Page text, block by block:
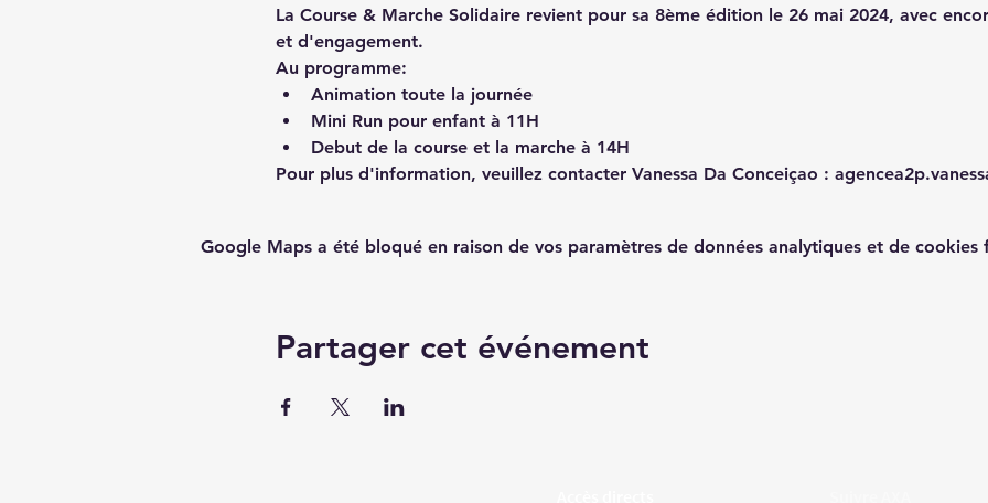
La Course & Marche Solidaire revient pour sa 8ème édition le 26 mai 2024, avec
et d'engagement.
Au programme:
Animation toute la journée
Mini Run pour enfant à 11H
Debut de la course et la marche à 14H
Pour plus d'information, veuillez contacter Vanessa Da Conceiçao :
Google Maps a été bloqué en raison de vos paramètres de données analytiques et de cookies
Partager cet événement